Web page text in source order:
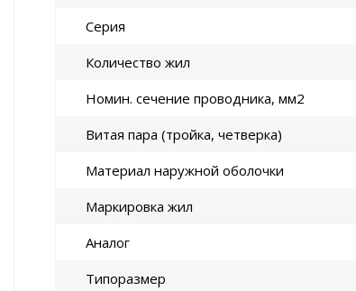
Серия
Количество жил
Номин. сечение проводника, мм2
Витая пара (тройка, четверка)
Материал наружной оболочки
Маркировка жил
Аналог
Типоразмер